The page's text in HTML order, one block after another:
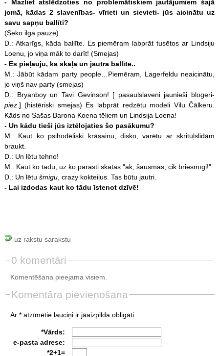
- Mazliet atslēdzoties no problemātiskiem jautājumiem šajā
jomā, kādas 2 slavenības- vīrieti un sievieti- jūs aicinātu uz
savu sapņu ballīti?
(Seko ilga pauze)
D.: Atkarīgs, kāda ballīte. Es piemēram labprāt tusētos ar Lindsiju
Loenu, jo viņa māk to darīt! (Smejas)
- Es pieļauju, ka skaļa un jautra ballīte..
M.: Jābūt kādam party people…Piemēram, Lagerfeldu neaicinātu,
jo viņš nav party (smejas)
D.: Bryanboy un Tavi Gevinson! [ pasaulslaveni jaunieši blogeri-
piez.] (histēriski smejas) Es labprāt redzētu modeli Vilu Čālkeru.
Kāds no Sašas Barona Koena tēliem un Lindsija Loena!
- Un kādu tieši jūs iztēlojaties šo pasākumu?
M.: Kaut ko psihodēliski krāsainu, disko, varētu ar skrituļslidām
braukt.
D.: Un lētu tehno!
M.: Kaut ko tādu, uz ko parasti skatās "ak, šausmas, cik briesmīgi!"
D.: Un lētu šmigu, crazy kokteiļus. Tas būtu jautri.
- Lai izdodas kaut ko tādu īstenot dzīvē!
uz rakstu sarakstu
0 komentāri
Komentēšana pieejama visiem.
Komentāra pievienošana
Ar * atzīmētie lauciņi ir jāaizpilda obligāti.
*Vārds:
e-pasta adrese:
*2+1=